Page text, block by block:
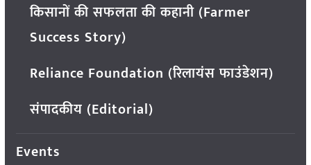
किसानों की सफलता की कहानी (Farmer
Success Story)
Reliance Foundation (रिलायंस फाउंडेशन)
संपादकीय (Editorial)
Events